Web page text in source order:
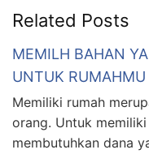
Related Posts
MEMILH BAHAN
UNTUK RUMAHMU
Memiliki rumah
orang. Untuk
membutuhkan dana